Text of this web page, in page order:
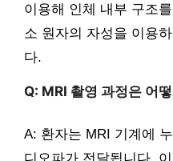
이용해 인체 내부 구조
소 원자의 자성을 이용
다.
Q: MRI 촬영 과정은 어
A: 환자는 MRI 기계에